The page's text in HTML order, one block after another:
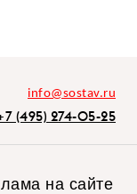
info@sostav.ru
(495) 274-05-25
на сайте